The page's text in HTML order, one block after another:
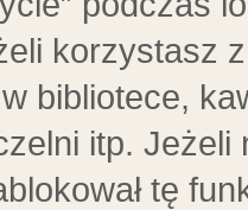
korzystasz
bibliotece,
itp.
tę